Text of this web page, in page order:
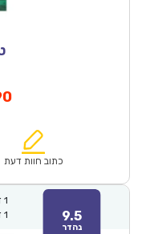
₪57.00.
המחיר
הוא:
כתוב חוות דעת
9.5
נהדר
1
1